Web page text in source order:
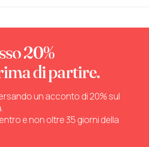
20%
di partire.
un acconto di 20% sul
e non oltre 35 giorni della